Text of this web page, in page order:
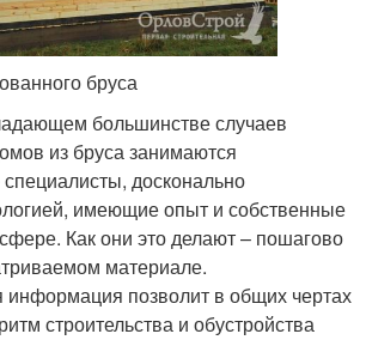
бруса
большинстве случаев
из бруса занимаются
досконально
имеющие опыт и собственные
Как они это делают – пошагово
материале.
информация позволит в общих чертах
строительства и обустройства